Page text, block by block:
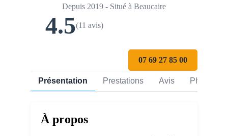
Depuis 2019 - Situé à Beaucaire
4.5(11 avis)
07 69 27 85 00
Présentation Prestations Avis Photos
À propos